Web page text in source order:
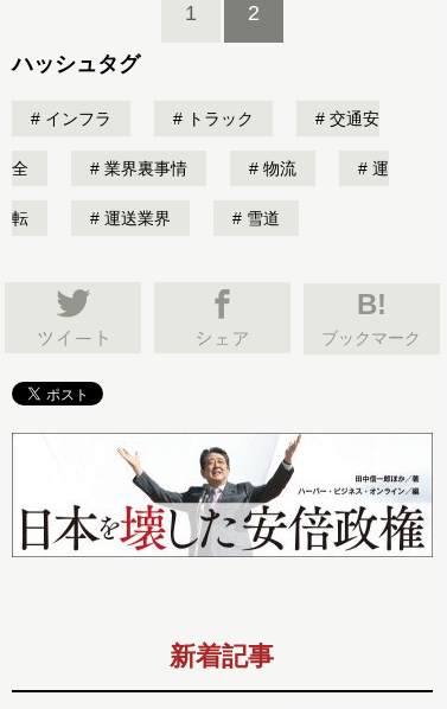
1 2
ハッシュタグ
インフラ トラック 交通安
全 業界裏事情 物流 運
転 運送業界 雪道
B!
ブックマーク
新着記事